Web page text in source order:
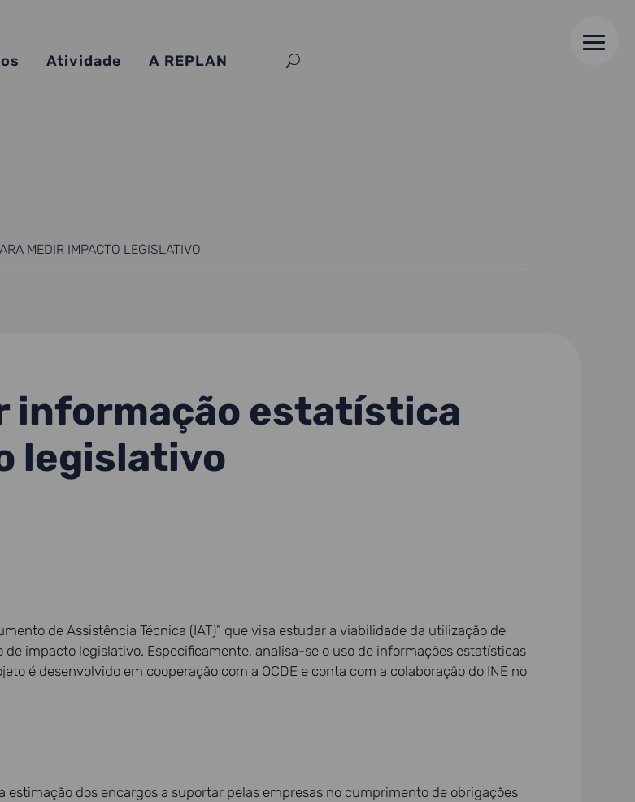
Atividade A REPLAN
MEDIR IMPACTO LEGISLATIVO
informação estatística
legislativo
de Assistência Técnica (IAT)” que visa estudar a viabilidade da utilização de
impacto legislativo. Especificamente, analisa-se o uso de informações estatísticas
é desenvolvido em cooperação com a OCDE e conta com a colaboração do INE no
dos encargos a suportar pelas empresas no cumprimento de obrigações